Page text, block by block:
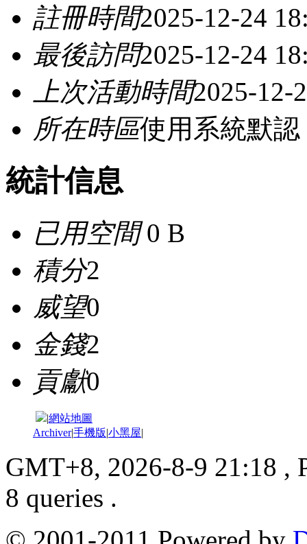
註冊時間2025-12-24
最後訪問2025-12-24
上次活動時間2025-12-
所在時區使用系統默認
統計信息
已用空間0 B
積分2
威望0
金錢2
貢獻0
|網站地圖
Archiver|手機版|小黑屋|
GMT+8, 2026-8-9 21:18 ,
8 queries .